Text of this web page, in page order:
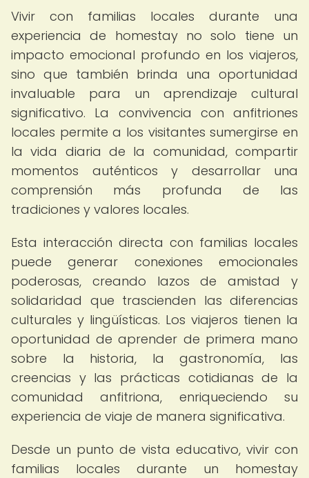
Vivir con familias locales durante una
experiencia de homestay no solo tiene un
impacto emocional profundo en los viajeros,
sino que también brinda una oportunidad
invaluable para un aprendizaje cultural
significativo. La convivencia con anfitriones
locales permite a los visitantes sumergirse en
la vida diaria de la comunidad, compartir
momentos auténticos y desarrollar una
comprensión más profunda de las
tradiciones y valores locales.
Esta interacción directa con familias locales
puede generar conexiones emocionales
poderosas, creando lazos de amistad y
solidaridad que trascienden las diferencias
culturales y lingüísticas. Los viajeros tienen la
oportunidad de aprender de primera mano
sobre la historia, la gastronomía, las
creencias y las prácticas cotidianas de la
comunidad anfitriona, enriqueciendo su
experiencia de viaje de manera significativa.
Desde un punto de vista educativo, vivir con
familias locales durante un homestay